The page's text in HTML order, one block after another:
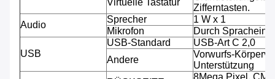
Virtuelle Tastatur
Zifferntasten.
Audio
Sprecher
1 W x 1
Mikrofon
Durch
USB
USB-Standard
USB-Art C 2,0
Andere
Vorwurfs-
Unterstützung